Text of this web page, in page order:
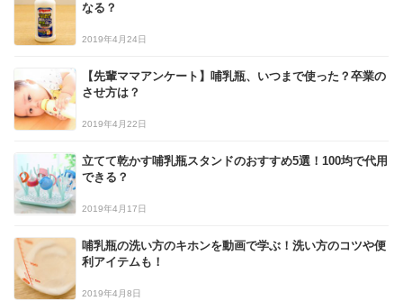
なる？
2019年4月24日
【先輩ママアンケート】哺乳瓶、いつまで使った？卒業の
させ方は？
2019年4月22日
立てて乾かす哺乳瓶スタンドのおすすめ5選！100均で代用
できる？
2019年4月17日
哺乳瓶の洗い方のキホンを動画で学ぶ！洗い方のコツや便
利アイテムも！
2019年4月8日